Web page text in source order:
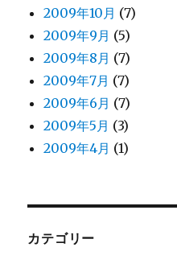
2009年10月 (7)
2009年9月 (5)
2009年8月 (7)
2009年7月 (7)
2009年6月 (7)
2009年5月 (3)
2009年4月 (1)
カテゴリー